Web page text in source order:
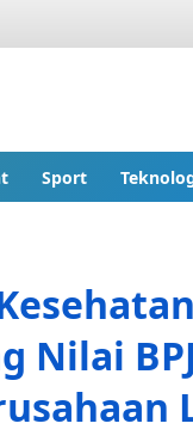
Sport
Nilai